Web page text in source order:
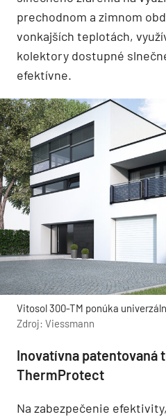
prechodnom a zimnom
vonkajších teplotách,
kolektory dostupné
efektívne.
Vitosol 300-TM ponúka
Zdroj: Viessmann
Inovatívna patentovaná
ThermProtect
Na zabezpečenie